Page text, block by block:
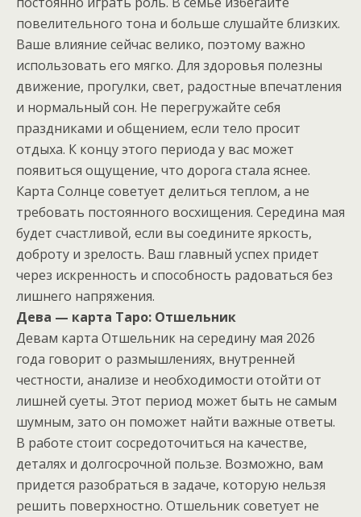
повелительного тона и больше слушайте близких.
Ваше влияние сейчас велико, поэтому важно
использовать его мягко. Для здоровья полезны
движение, прогулки, свет, радостные впечатления
и нормальный сон. Не перегружайте себя
праздниками и общением, если тело просит
отдыха. К концу этого периода у вас может
появиться ощущение, что дорога стала яснее.
Карта Солнце советует делиться теплом, а не
требовать постоянного восхищения. Середина мая
будет счастливой, если вы соедините яркость,
доброту и зрелость. Ваш главный успех придет
через искренность и способность радоваться без
лишнего напряжения.
Дева — карта Таро: Отшельник
Девам карта Отшельник на середину мая 2026
года говорит о размышлениях, внутренней
честности, анализе и необходимости отойти от
лишней суеты. Этот период может быть не самым
шумным, зато он поможет найти важные ответы.
В работе стоит сосредоточиться на качестве,
деталях и долгосрочной пользе. Возможно, вам
придется разобраться в задаче, которую нельзя
решить поверхностно. Отшельник советует не